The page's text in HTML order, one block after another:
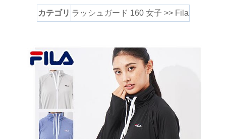
カテゴリ ラッシュガード 160 女子 >> Fila